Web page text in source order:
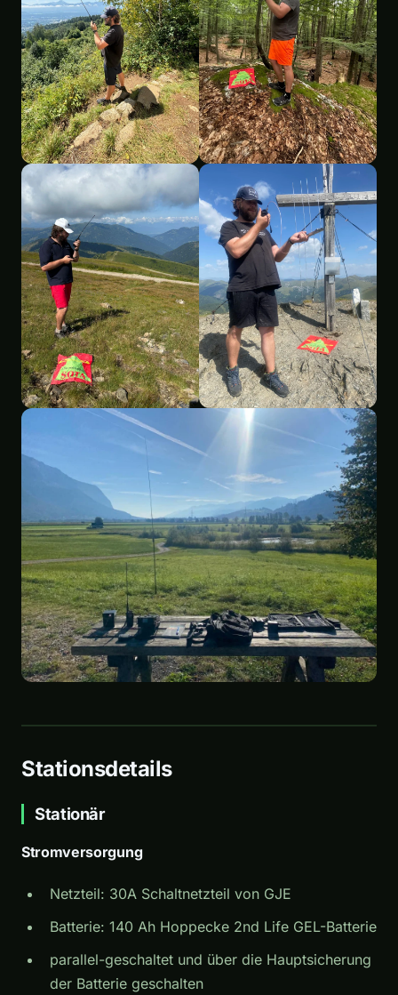
Stationsdetails
Stationär
Stromversorgung
Netzteil: 30A Schaltnetzteil von GJE
Batterie: 140 Ah Hoppecke 2nd Life GEL-Batterie
parallel-geschaltet und über die Hauptsicherung
der Batterie geschalten